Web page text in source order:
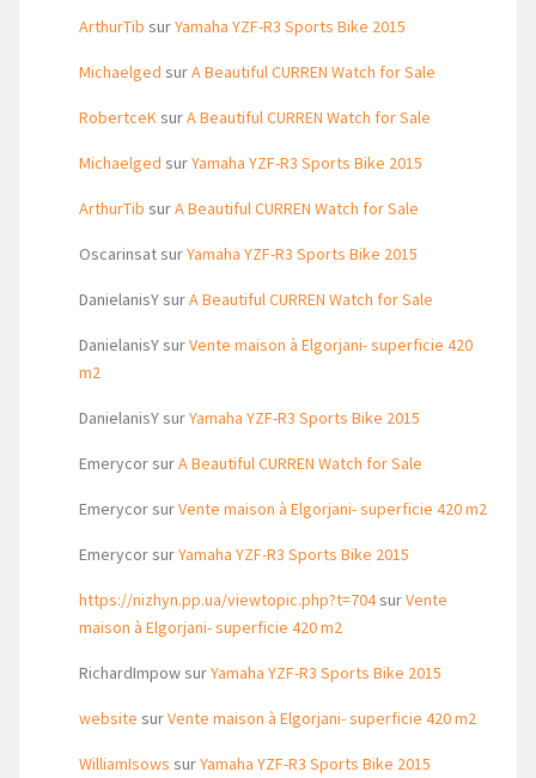
ArthurTib surYamaha YZF-R3 Sports Bike 2015
Michaelged surA Beautiful CURREN Watch for Sale
RobertceKsurA Beautiful CURREN Watch for Sale
Michaelged surYamaha YZF-R3 Sports Bike 2015
ArthurTib surA Beautiful CURREN Watch for Sale
OscarinsatsurYamaha YZF-R3 Sports Bike 2015
DanielanisYsurA Beautiful CURREN Watch for Sale
DanielanisYsurVente maison à Elgorjani- superficie 420
m2
DanielanisYsurYamaha YZF-R3 Sports Bike 2015
EmerycorsurA Beautiful CURREN Watch for Sale
EmerycorsurVente maison à Elgorjani- superficie 420 m2
EmerycorsurYamaha YZF-R3 Sports Bike 2015
https://nizhyn.pp.ua/viewtopic.php?t=704surVente
maison à Elgorjani- superficie 420 m2
RichardImpowsurYamaha YZF-R3 Sports Bike 2015
website surVente maison à Elgorjani- superficie 420 m2
WilliamIsows surYamaha YZF-R3 Sports Bike 2015